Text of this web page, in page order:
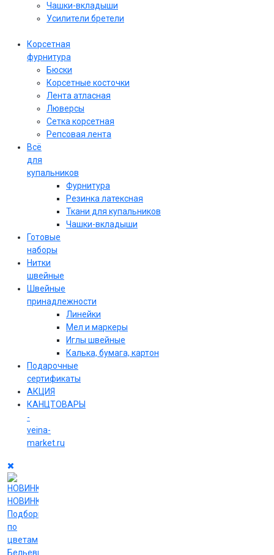
Чашки-вкладыши
Усилители бретели
Корсетная
фурнитура
Бюски
Корсетные косточки
Лента атласная
Люверсы
Сетка корсетная
Репсовая лента
Всё
для
купальников
Фурнитура
Резинка латексная
Ткани для купальников
Чашки-вкладыши
Готовые
наборы
Нитки
швейные
Швейные
принадлежности
Линейки
Мел и маркеры
Иглы швейные
Калька, бумага, картон
Подарочные
сертификаты
АКЦИЯ
КАНЦТОВАРЫ
-
veina-
market.ru
НОВИНКИ
Подборки
по
цветам
Бельевые